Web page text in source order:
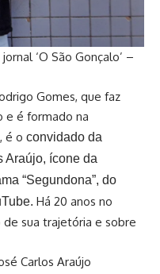
‘O São Gonçalo’ –
Gomes, que faz
e é formado na
é o convidado da
Araújo, ícone da
“Segundona”, do
Há 20 anos no
sua trajetória e sobre
Carlos Araújo